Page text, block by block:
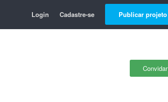
Login Cadastre-se Publicar projeto
Convidar